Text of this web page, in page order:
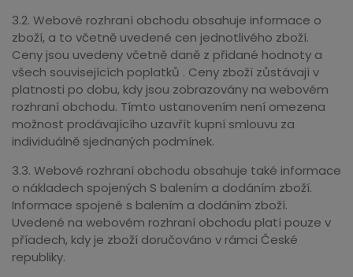
3.2. Webové rozhraní obchodu obsahuje informace o
zboží, a to včetně uvedené cen jednotlivého zboží.
Ceny jsou uvedeny včetně daně z přidané hodnoty a
všech souvisejících poplatků . Ceny zboží zůstávají v
platnosti po dobu, kdy jsou zobrazovány na webovém
rozhraní obchodu. Tímto ustanovením není omezena
možnost prodávajícího uzavřít kupní smlouvu za
individuálně sjednaných podmínek.
3.3. Webové rozhraní obchodu obsahuje také informace
o nákladech spojených S balením a dodáním zboží.
Informace spojené s balením a dodáním zboží.
Uvedené na webovém rozhraní obchodu platí pouze v
příadech, kdy je zboží doručováno v rámci České
republiky.